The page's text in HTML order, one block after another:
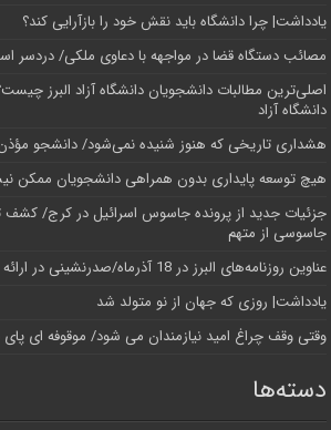
یادداشت| چرا دانشگاه باید نقش خود را بازآرایی کند؟
مصائب دستگاه قضا در مواجهه با دعاوی ملکی/ دردسر
اصلی‌ترین مطالبات دانشجویان دانشگاه آزاد البرز
دانشگاه آز‌اد
هشداری تاریخی که هنوز شنیده نمی‌شود/ دانشجو
هیچ توسعه پایداری بدون همراهی دانشجویان ممکن
جزئیات جدید از پرونده جاسوس اسرائیل در کرج/‌ کشف
جاسوسی از متهم
عناوین روزنامه‌های البرز در ‌18 آذرماه/صدرنشینی در ارائه خدمات زایمان بی‌درد
یادداشت| روزی که جهان از نو متولد شد
وقتی وقف چراغ امید نیازمندان می شود/ موقوفه ای پای
دسته‌ها